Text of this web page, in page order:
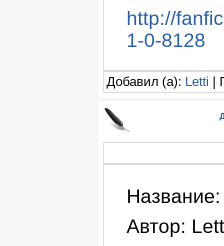
http://
1-0-8128
Добавил (а): Letti |
Автор: